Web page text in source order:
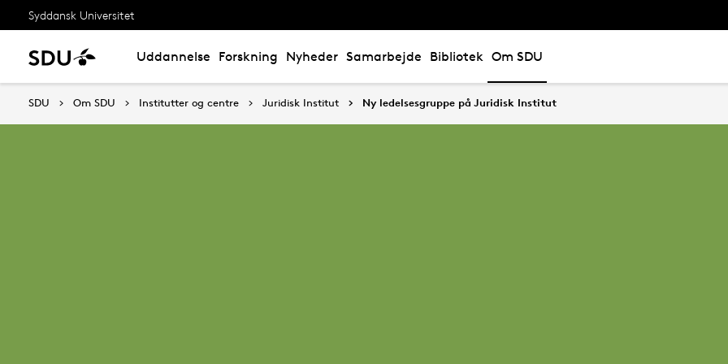
Syddansk Universitet
Uddannelse Forskning Nyheder Samarbejde Bibliotek Om SDU
SDU Om SDU Institutter og centre Juridisk Institut Ny ledelsesgruppe på Juridisk Institut